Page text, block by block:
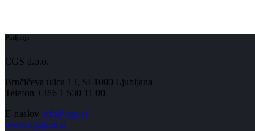
Podjetje
CGS d.o.o.
Brnčičeva ulica 13, SI-1000 Ljubljana
Telefon +386 1 530 11 00
E-naslov info@cgs.si
www.cgsplus.si